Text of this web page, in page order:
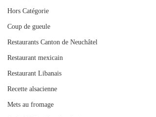
Hors Catégorie
Coup de gueule
Restaurants Canton de Neuchâtel
Restaurant mexicain
Restaurant Libanais
Recette alsacienne
Mets au fromage